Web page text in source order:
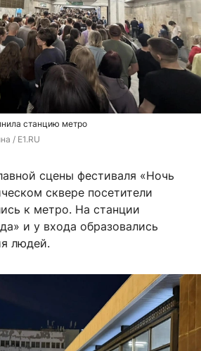
станцию метро
/ E1.RU
сцены фестиваля «Ночь
сквере посетители
к метро. На станции
и у входа образовались
людей.